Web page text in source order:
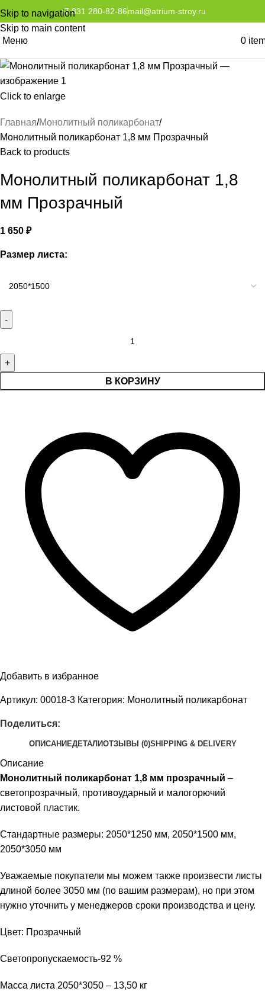
Skip to navigation
Skip to main content
+7 831 280-82-86mail@atrium-stroy.ru
Меню 0
Click to enlarge
Главная Монолитный поликарбонат
Монолитный поликарбонат 1,8 мм Прозрачный
Back to products
Монолитный поликарбонат 1,8
мм Прозрачный
1 650 ₽
Размер листа:
В КОРЗИНУ
Добавить в избранное
Артикул: 00018-3 Категория: Монолитный поликарбонат
Поделиться:
ОПИСАНИЕДЕТАЛИОТЗЫВЫ (0)SHIPPING & DELIVERY
Описание
Монолитный поликарбонат 1,8 мм прозрачный –
светопрозрачный, противоударный и малогорючий
листовой пластик.
Стандартные размеры: 2050*1250 мм, 2050*1500 мм,
2050*3050 мм
Уважаемые покупатели мы можем также произвести листы
длиной более 3050 мм (по вашим размерам), но при этом
нужно уточнить у менеджеров сроки производства и цену.
Цвет: Прозрачный
Светопропускаемость-92 %
Масса листа 2050*3050 – 13,50 кг